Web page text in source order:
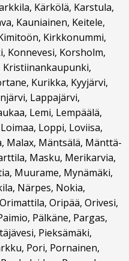
Kärkölä, Karstula,
Kauniainen, Keitele,
Kirkkonummi,
Konnevesi, Korsholm,
Kristiinankaupunki,
Kurikka, Kyyjärvi,
Lappajärvi,
Lemi, Lempäälä,
Loppi, Loviisa,
Malax, Mäntsälä, Mänttä-
Masku, Merikarvia,
Muurame, Mynämäki,
Närpes, Nokia,
Oripää, Orivesi,
Pälkäne, Pargas,
Pieksämäki,
Pori, Pornainen,